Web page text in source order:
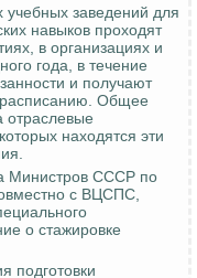
учебных заведений для
навыков проходят
в организациях и
года, в течение
и получают
расписанию. Общее
отраслевые
находятся эти
Министров СССР по
с ВЦСПС,
о стажировке
подготовки